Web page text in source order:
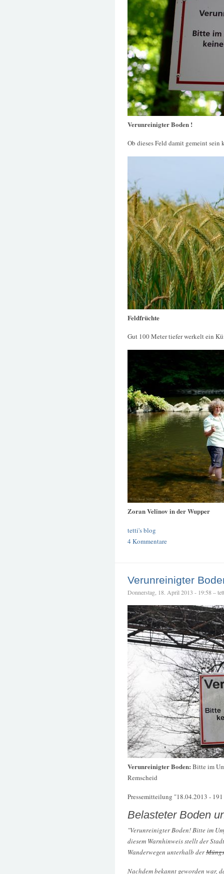
Verunreinigter Boden !
Ob dieses Feld damit gemeint sein
Feldfrüchte
Gut 100 Meter tiefer werkelt ein
Zoran Velinov in der Wupper
tetti's blog
4 Kommentare
Verunreinigter
Donnerstag, 18. April 2013 - 19:58 –
Verunreinigter Boden: Bitte im
Remscheid
Pressemitteilung "18.04.2013 -
Belasteter Boden
"Verunreinigter Boden! Bitte im
diesem Warnhinweis stellt der
Wanderwegen unterhalb der
Nachdem bekannt geworden war,